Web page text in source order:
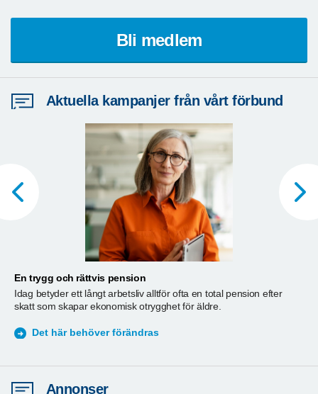
Bli medlem
Aktuella kampanjer från vårt förbund
En trygg och rättvis pension
Idag betyder ett långt arbetsliv alltför ofta en total pension efter
skatt som skapar ekonomisk otrygghet för äldre.
Det här behöver förändras
Annonser